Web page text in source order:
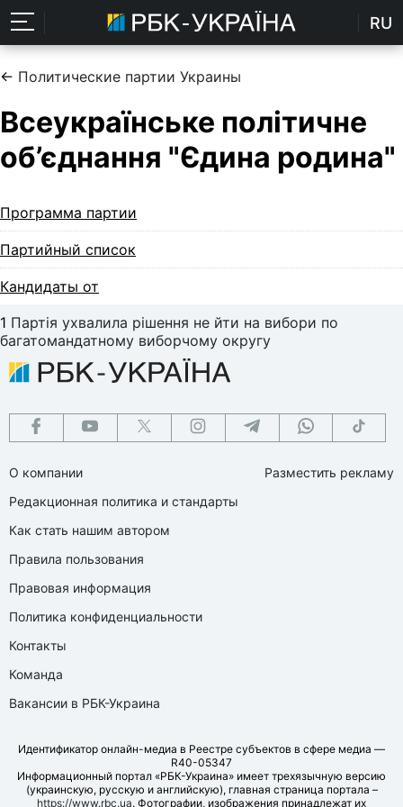
RU
← Политические партии Украины
Всеукраїнське політичне
об’єднання "Єдина родина"
Программа партии
Партийный список
Кандидаты от
1 Партія ухвалила рішення не йти на вибори по
багатомандатному виборчому округу
О компании
Редакционная политика и стандарты
Как стать нашим автором
Правила пользования
Правовая информация
Политика конфиденциальности
Контакты
Команда
Вакансии в РБК-Украина
Разместить рекламу
Идентификатор онлайн-медиа в Реестре субъектов в сфере медиа —
R40-05347
Информационный портал «РБК-Украина» имеет трехязычную версию
(украинскую, русскую и английскую), главная страница портала –
https://www.rbc.ua. Фотографии, изображения принадлежат их